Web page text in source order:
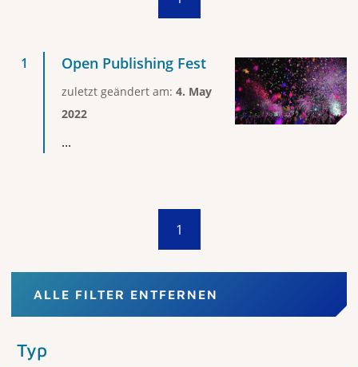
Open Publishing Fest
zuletzt geändert am: 4. May
2022
...
1
ALLE FILTER ENTFERNEN
Typ